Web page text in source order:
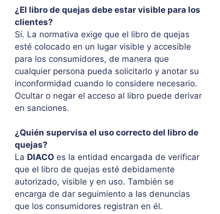
¿El libro de quejas debe estar visible para los
clientes?
Sí. La normativa exige que el libro de quejas
esté colocado en un lugar visible y accesible
para los consumidores, de manera que
cualquier persona pueda solicitarlo y anotar su
inconformidad cuando lo considere necesario.
Ocultar o negar el acceso al libro puede derivar
en sanciones.
¿Quién supervisa el uso correcto del libro de
quejas?
La DIACO es la entidad encargada de verificar
que el libro de quejas esté debidamente
autorizado, visible y en uso. También se
encarga de dar seguimiento a las denuncias
que los consumidores registran en él.